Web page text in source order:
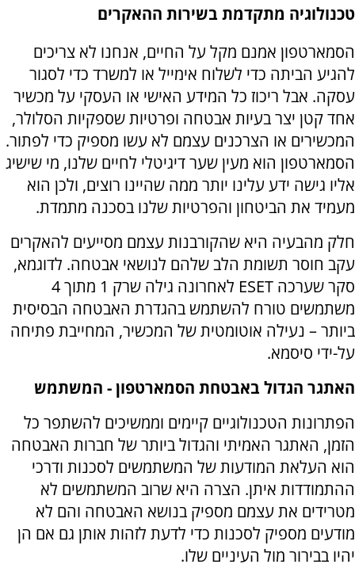
טכנולוגיה מתקדמת בשירות ההאקרים
הסמארטפון אמנם מקל על החיים, אנחנו לא צריכים
להגיע הביתה כדי לשלוח אימייל או למשרד כדי לסגור
עסקה. אבל ריכוז כל המידע האישי או העסקי על מכשיר
אחד קטן יצר בעיות אבטחה ופרטיות שספקיות הסלולר,
המכשירים או הצרכנים עצמם לא עשו מספיק כדי לפתור.
הסמארטפון הוא מעין שער דיגיטלי לחיים שלנו, מי שישיג
אליו גישה ידע עלינו יותר ממה שהיינו רוצים, ולכן הוא
מעמיד את הביטחון והפרטיות שלנו בסכנה מתמדת.
חלק מהבעיה היא שהקורבנות עצמם מסייעים להאקרים
עקב חוסר תשומת הלב שלהם לנושאי אבטחה. לדוגמא,
סקר שערכה ESET לאחרונה גילה שרק 1 מתוך 4
משתמשים טורח להשתמש בהגדרת האבטחה הבסיסית
ביותר – נעילה אוטומטית של המכשיר, המחייבת פתיחה
על-ידי סיסמא.
האתגר הגדול באבטחת הסמארטפון - המשתמש
הפתרונות הטכנולוגיים קיימים וממשיכים להשתפר כל
הזמן, האתגר האמיתי והגדול ביותר של חברות האבטחה
הוא העלאת המודעות של המשתמשים לסכנות ודרכי
ההתמודדות איתן. הצרה היא שרוב המשתמשים לא
מטרידים את עצמם מספיק בנושא האבטחה והם לא
מודעים מספיק לסכנות כדי לדעת לזהות אותן גם אם הן
יהיו בבירור מול העיניים שלו.